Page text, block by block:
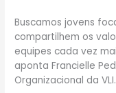
Buscamos jovens
compartilhem os
equipes cada vez
aponta Francielle
Organizacional da VLI.